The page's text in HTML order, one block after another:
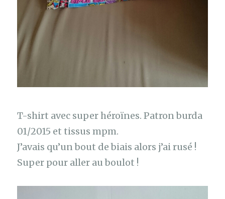
T-shirt avec super héroïnes. Patron burda
01/2015 et tissus mpm.
J’avais qu’un bout de biais alors j’ai rusé !
Super pour aller au boulot !